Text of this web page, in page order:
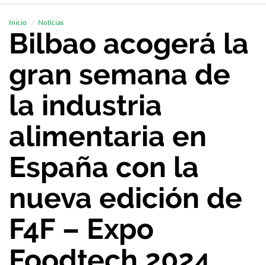
Inicio Noticias
Bilbao acogerá la
gran semana de
la industria
alimentaria en
España con la
nueva edición de
F4F – Expo